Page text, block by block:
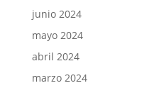
junio 2024
mayo 2024
abril 2024
marzo 2024